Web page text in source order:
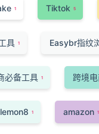
1 Tiktok 5
具 1 Easybr指纹
必备工具 1 跨境
lemon8 1 amazon 1